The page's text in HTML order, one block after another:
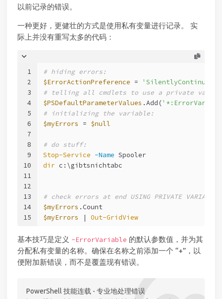
以前记录的错误。
一种更好，更健壮的方式是使用私有变量进行记录。 实
际上并没有重写太多的代码：
1
2
3
4
5
6
7
8
9
10
11
12
13
14
15
# hiding errors:
$ErrorActionPreference =
'SilentlyContinue'
# telling all cmdlets to use a private
$PSDefaultParameterValues .Add(
# initializing the variable:
$myErrors = $null
# do stuff:
Stop-Service -Name Spooler
dir c:\gibtsnichtabc
# check errors at end USING PRIVATE VARIABLE:
$myErrors .Count
$myErrors | Out-GridView
基本技巧是定义 -ErrorVariable 的默认参数值，并为其
分配私有变量的名称。确保在名称之前添加一个 “+”，以
便附加新错误，而不是覆盖现有错误。
PowerShell 技能连载 - 专业地处理错误